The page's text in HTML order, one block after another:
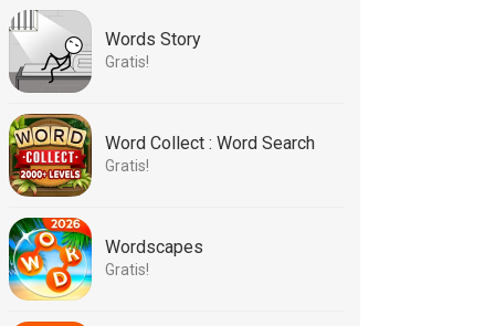
Words Story
Gratis!
Word Collect : Word Search
Gratis!
Wordscapes
Gratis!